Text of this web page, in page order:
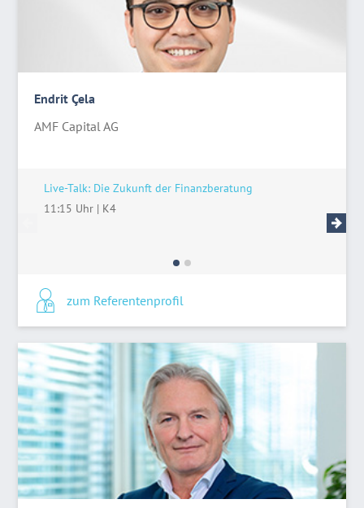
Endrit Çela
AMF Capital AG
Live-Talk: Die Zukunft der Finanzberatung
11:15 Uhr | K4
15:15
zum Referentenprofil